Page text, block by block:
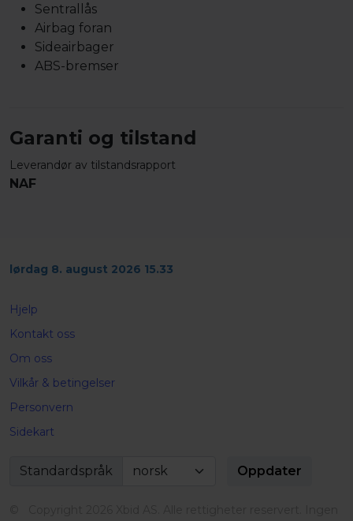
Sentrallås
Airbag foran
Sideairbager
ABS-bremser
Garanti og tilstand
Leverandør av tilstandsrapport
NAF
lørdag 8. august 2026 15.33
Hjelp
Kontakt oss
Om oss
Vilkår & betingelser
Personvern
Sidekart
Standardspråk